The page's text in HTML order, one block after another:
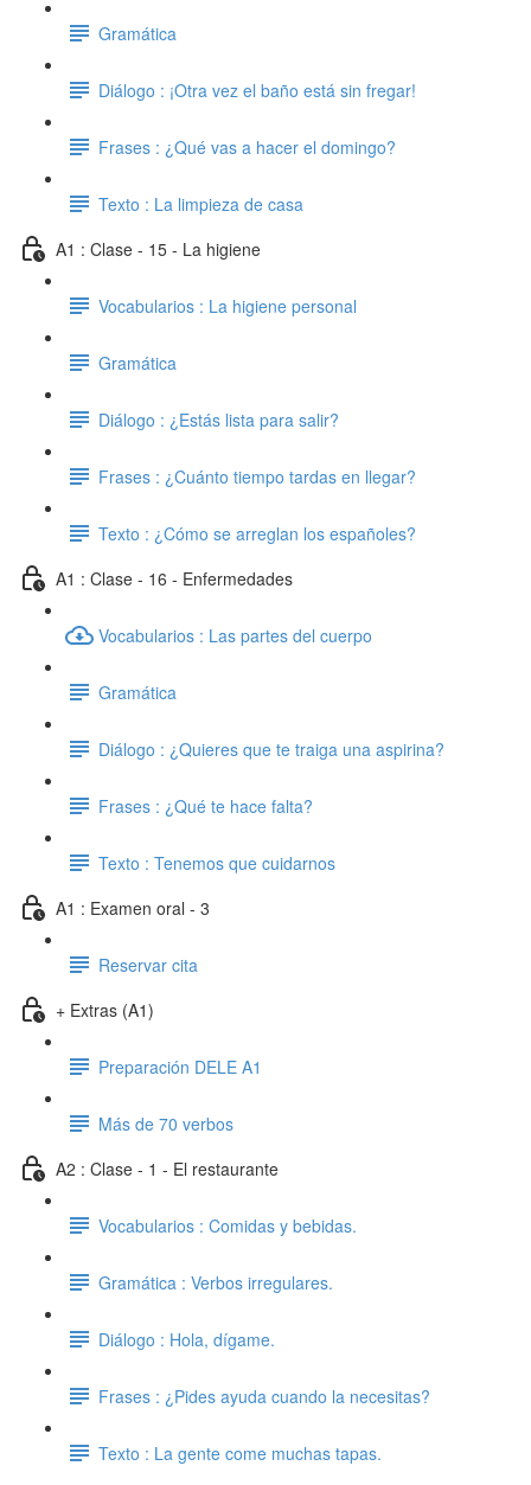
Gramática
Diálogo : ¡Otra vez el baño está sin fregar!
Frases : ¿Qué vas a hacer el domingo?
Texto : La limpieza de casa
A1 : Clase - 15 - La higiene
Vocabularios : La higiene personal
Gramática
Diálogo : ¿Estás lista para salir?
Frases : ¿Cuánto tiempo tardas en llegar?
Texto : ¿Cómo se arreglan los españoles?
A1 : Clase - 16 - Enfermedades
Vocabularios : Las partes del cuerpo
Gramática
Diálogo : ¿Quieres que te traiga una aspirina?
Frases : ¿Qué te hace falta?
Texto : Tenemos que cuidarnos
A1 : Examen oral - 3
Reservar cita
+ Extras (A1)
Preparación DELE A1
Más de 70 verbos
A2 : Clase - 1 - El restaurante
Vocabularios : Comidas y bebidas.
Gramática : Verbos irregulares.
Diálogo : Hola, dígame.
Frases : ¿Pides ayuda cuando la necesitas?
Texto : La gente come muchas tapas.